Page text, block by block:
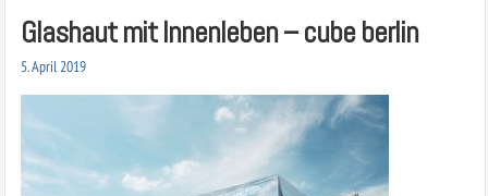
Glashaut mit Innenleben – cube berlin
5. April 2019